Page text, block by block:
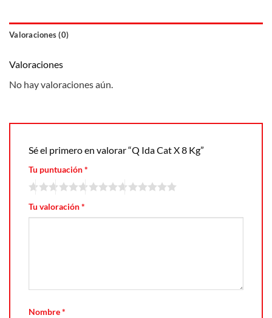
Valoraciones (0)
Valoraciones
No hay valoraciones aún.
Sé el primero en valorar “Q Ida Cat X 8 Kg”
Tu puntuación*
Tu valoración*
Nombre*